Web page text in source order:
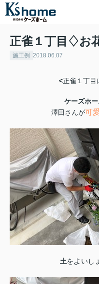
正雀１丁目♢お
施工例 2018.06.07
<正雀１丁目
ケーズホー
澤田さんが可
土をよ いし